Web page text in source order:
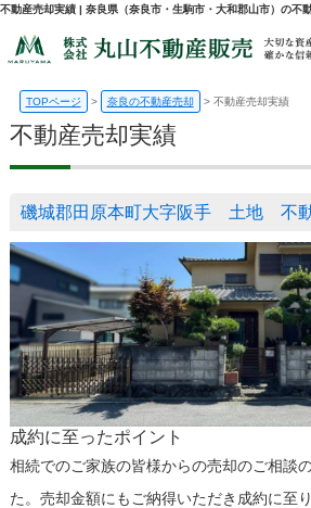
TOPページ 奈良の不動産売却 不動産売却実績
不動産売却実績
磯城郡田原本町大字阪手 土地 不動
成約に至ったポイント
相続でのご家族の皆様からの売却のご相談
た。売却金額にもご納得いただき成約に至